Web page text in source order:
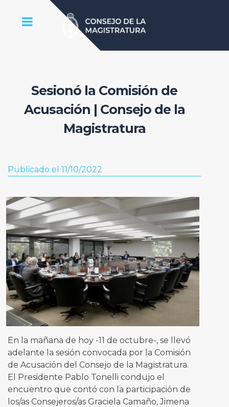
Sesionó la Comisión de
Acusación | Consejo de la
Magistratura
Publicado el 11/10/2022
En la mañana de hoy -11 de octubre-, se llevó
adelante la sesión convocada por la Comisión
de Acusación del Consejo de la Magistratura.
El Presidente Pablo Tonelli condujo el
encuentro que contó con la participación de
los/as Consejeros/as Graciela Camaño, Jimena